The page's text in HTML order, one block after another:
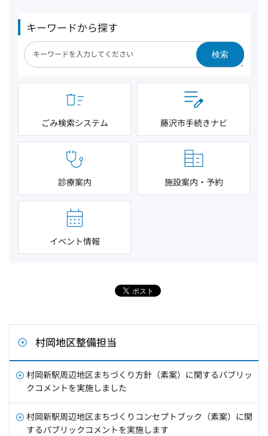
キーワードから探す
検索
ごみ検索システム 藤沢市手続きナビ
診療案内 施設案内・予約
イベント情報
村岡地区整備担当
村岡新駅周辺地区まちづくり方針（素案）に関するパブリッ
クコメントを実施しました
村岡新駅周辺地区まちづくりコンセプトブック（素案）に関
するパブリックコメントを実施します